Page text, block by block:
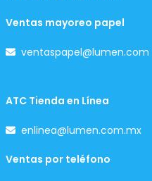
Ventas mayoreo papel
ventaspapel@lumen.com
ATC Tienda en Línea
enlinea@lumen.com.mx
Ventas por teléfono